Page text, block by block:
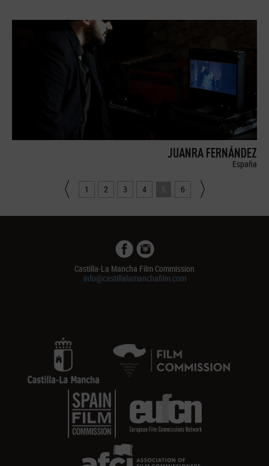
JUANRA FERNÁNDEZ
España
1 2 3 4 5 6
Castilla-La Mancha Film Commission
info@castillalamanchafilm.com